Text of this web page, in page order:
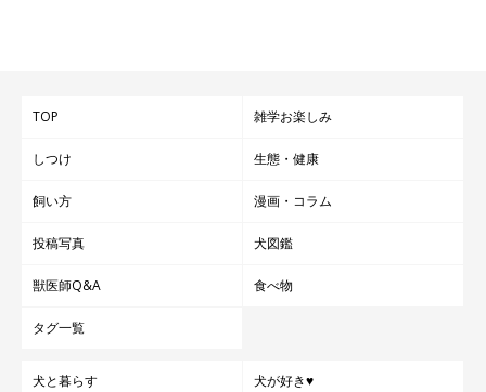
TOP 雑学お楽しみ
しつけ 生態・健康
飼い方 漫画・コラム
投稿写真 犬図鑑
獣医師Q&A 食べ物
タグ一覧
犬と暮らす 犬が好き♥